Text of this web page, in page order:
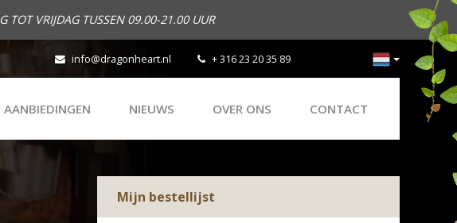
TOT VRIJDAG TUSSEN 09.00-21.00 UUR
info@dragonheart.nl + 316 23 20 35 89
AANBIEDINGEN NIEUWS OVER ONS CONTACT
Mijn bestellijst